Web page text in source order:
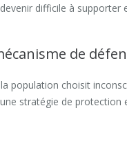
difficile à supporter
de
population choisit
stratégie de